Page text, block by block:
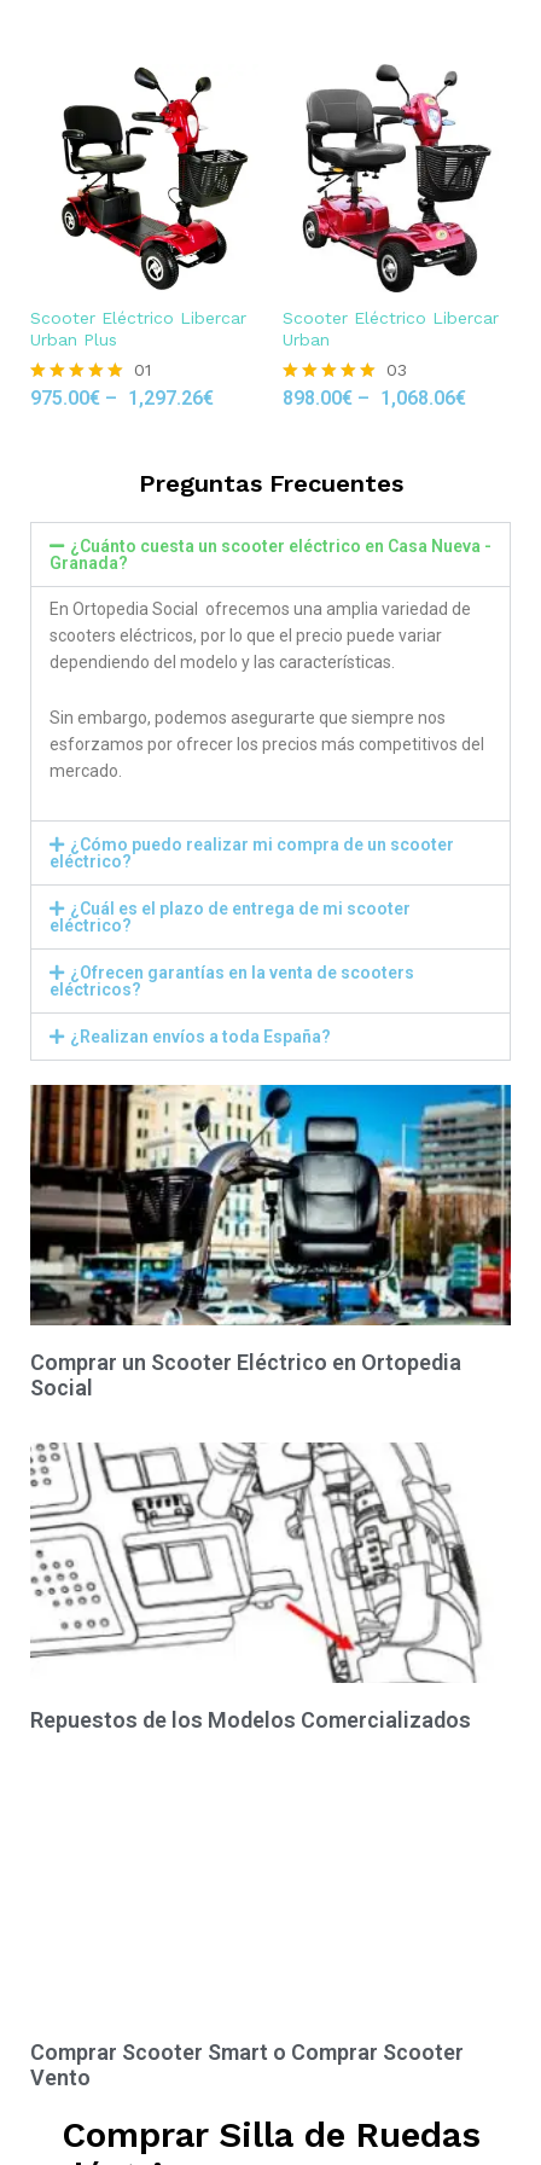
Scooter Eléctrico Libercar
Urban Plus
Rated
01
975.00€ – 1,297.26€
Scooter Eléctrico Libercar
Urban
Rated
03
898.00€ – 1,068.06€
Preguntas Frecuentes
¿Cuánto cuesta un scooter eléctrico en Casa Nueva -
Granada?
En Ortopedia Social ofrecemos una amplia variedad de
scooters eléctricos, por lo que el precio puede variar
dependiendo del modelo y las características.
Sin embargo, podemos asegurarte que siempre nos
esforzamos por ofrecer los precios más competitivos del
mercado.
¿Cómo puedo realizar mi compra de un scooter
eléctrico?
¿Cuál es el plazo de entrega de mi scooter
eléctrico?
¿Ofrecen garantías en la venta de scooters
eléctricos?
¿Realizan envíos a toda España?
Comprar un Scooter Eléctrico en Ortopedia
Social
Repuestos de los Modelos Comercializados
Comprar Scooter Smart o Comprar Scooter
Vento
Comprar Silla de Ruedas